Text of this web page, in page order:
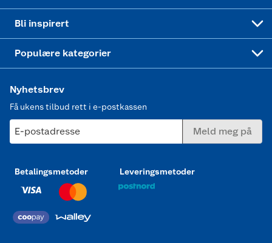
Bli inspirert
Populære kategorier
Nyhetsbrev
Få ukens tilbud rett i e-postkassen
E-postadresse Meld meg på
Betalingsmetoder Leveringsmetoder